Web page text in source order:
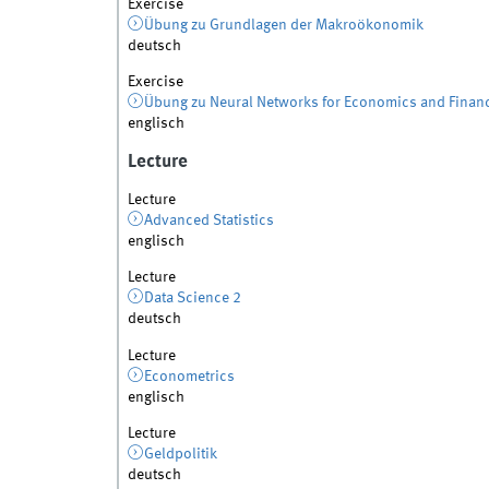
Exercise
Übung zu Grundlagen der Makroökonomik
deutsch
Exercise
Übung zu Neural Networks for Economics and
englisch
Lecture
Lecture
Advanced Statistics
englisch
Lecture
Data Science 2
deutsch
Lecture
Econometrics
englisch
Lecture
Geldpolitik
deutsch